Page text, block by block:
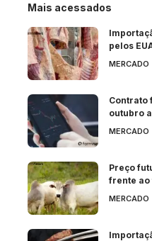
Mais acessados
pelos
MERCADO
Contrato
outubro
MERCADO
Preço
frente ao
MERCADO